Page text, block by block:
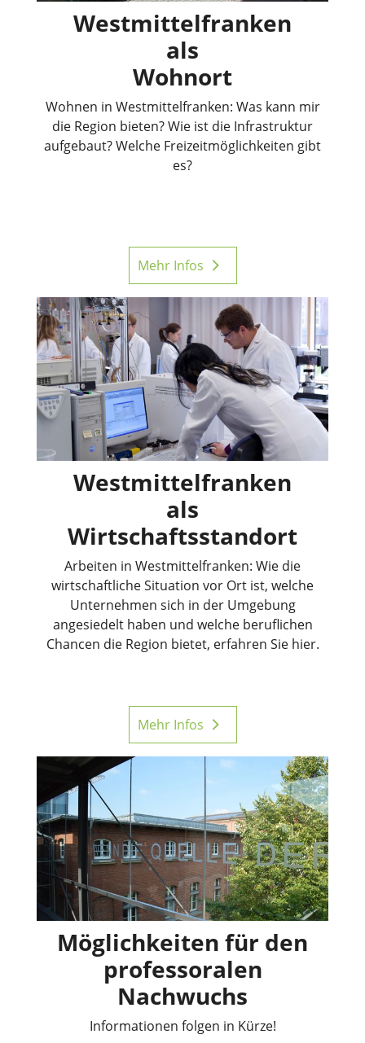
Westmittelfranken
als
Wohnort
Wohnen in Westmittelfranken: Was kann mir
die Region bieten? Wie ist die Infrastruktur
aufgebaut? Welche Freizeitmöglichkeiten gibt
es?
Mehr Infos
Westmittelfranken
als
Wirtschaftsstandort
Arbeiten in Westmittelfranken: Wie die
wirtschaftliche Situation vor Ort ist, welche
Unternehmen sich in der Umgebung
angesiedelt haben und welche beruflichen
Chancen die Region bietet, erfahren Sie hier.
Mehr Infos
Möglichkeiten für den
professoralen
Nachwuchs
Informationen folgen in Kürze!